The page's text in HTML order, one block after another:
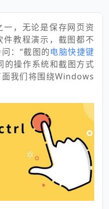
，无论是保存网页资
教程演示，截图都不
：“截图的电脑快捷键
的操作系统和截图方式
我们将围绕Windows